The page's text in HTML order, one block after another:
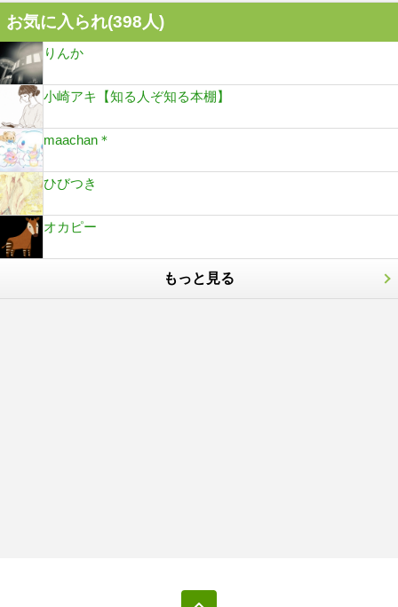
お気に入られ(398人)
りんか
小崎アキ【知る人ぞ知る本棚】
maachan＊
ひびつき
オカピー
もっと見る